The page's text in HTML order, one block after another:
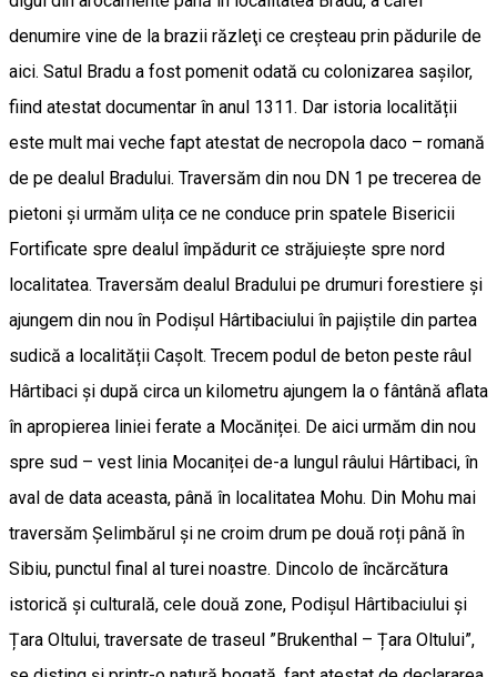
denumire vine de la brazii răzleţi ce creşteau prin pădurile de
aici. Satul Bradu a fost pomenit odată cu colonizarea saşilor,
fiind atestat documentar în anul 1311. Dar istoria localității
este mult mai veche fapt atestat de necropola daco – romană
de pe dealul Bradului. Traversăm din nou DN 1 pe trecerea de
pietoni și urmăm ulița ce ne conduce prin spatele Bisericii
Fortificate spre dealul împădurit ce străjuiește spre nord
localitatea. Traversăm dealul Bradului pe drumuri forestiere și
ajungem din nou în Podișul Hârtibaciului în pajiștile din partea
sudică a localității Cașolt. Trecem podul de beton peste râul
Hârtibaci și după circa un kilometru ajungem la o fântână aflata
în apropierea liniei ferate a Mocăniței. De aici urmăm din nou
spre sud – vest linia Mocaniței de-a lungul râului Hârtibaci, în
aval de data aceasta, până în localitatea Mohu. Din Mohu mai
traversăm Șelimbărul și ne croim drum pe două roți până în
Sibiu, punctul final al turei noastre. Dincolo de încărcătura
istorică și culturală, cele două zone, Podișul Hârtibaciului și
Țara Oltului, traversate de traseul ”Brukenthal – Țara Oltului”,